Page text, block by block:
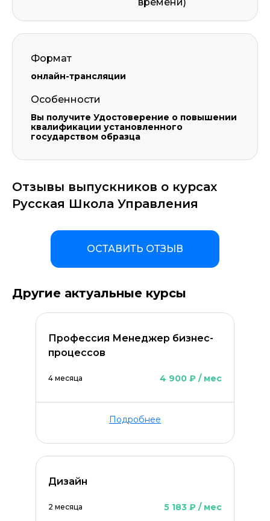
Формат
онлайн-трансляции
Особенности
Вы получите Удостоверение о повышении
квалификации установленного
государством образца
Отзывы выпускников о курсах
Русская Школа Управления
ОСТАВИТЬ ОТЗЫВ
Другие актуальные курсы
Профессия Менеджер бизнес-
процессов
4 месяца 4 900 ₽ / мес
Подробнее
Дизайн
2 месяца 5 183 ₽ / мес
Оставить комментарий